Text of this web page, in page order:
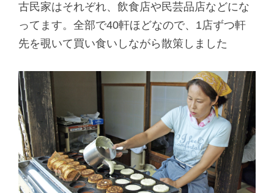
古民家はそれぞれ、飲食店や民芸品店などにな
ってます。全部で40軒ほどなので、1店ずつ軒
先を覗いて買い食いしながら散策しました